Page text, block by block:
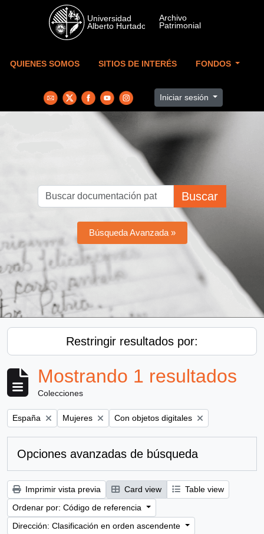
Skip to main content
QUIENES SOMOS SITIOS DE INTERÉS FONDOS
Iniciar sesión
Buscar
Búsqueda Avanzada »
Restringir resultados por:
Mostrando 1 resultados
Colecciones
Remove filter:
España Remove filter:
Mujeres Remove filter:
Con objetos digitales
Opciones avanzadas de búsqueda
Imprimir vista previa Card view
Table view
Ordenar por: Código de referencia
Dirección: Clasificación en orden ascendente